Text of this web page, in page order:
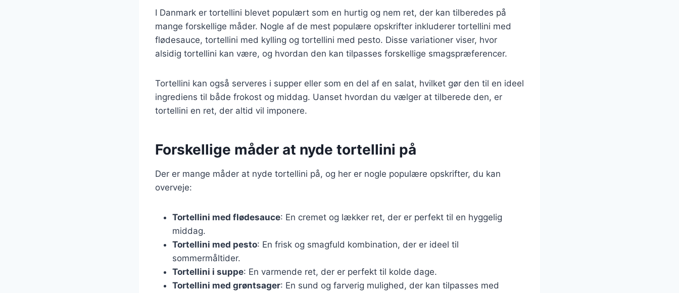
I Danmark er tortellini blevet populært som en hurtig og nem ret, der kan tilberedes på
mange forskellige måder. Nogle af de mest populære opskrifter inkluderer tortellini med
flødesauce, tortellini med kylling og tortellini med pesto. Disse variationer viser, hvor
alsidig tortellini kan være, og hvordan den kan tilpasses forskellige smagspræferencer.
Tortellini kan også serveres i supper eller som en del af en salat, hvilket gør den til en ideel
ingrediens til både frokost og middag. Uanset hvordan du vælger at tilberede den, er
tortellini en ret, der altid vil imponere.
Forskellige måder at nyde tortellini på
Der er mange måder at nyde tortellini på, og her er nogle populære opskrifter, du kan
overveje:
Tortellini med flødesauce: En cremet og lækker ret, der er perfekt til en hyggelig
middag.
Tortellini med pesto: En frisk og smagfuld kombination, der er ideel til
sommermåltider.
Tortellini i suppe: En varmende ret, der er perfekt til kolde dage.
Tortellini med grøntsager: En sund og farverig mulighed, der kan tilpasses med